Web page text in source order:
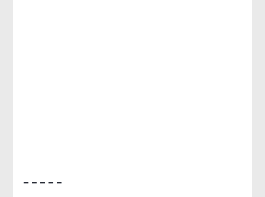
– – – – –